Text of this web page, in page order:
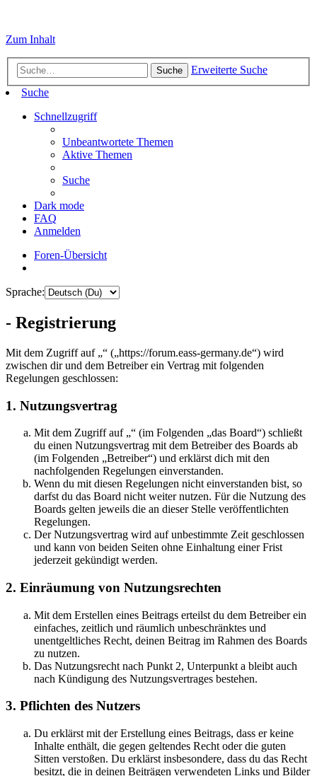
Zum Inhalt
Suche
Erweiterte Suche
Suche
Schnellzugriff
Unbeantwortete Themen
Aktive Themen
Suche
Dark mode
FAQ
Anmelden
Foren-Übersicht
Sprache:
- Registrierung
Mit dem Zugriff auf „“ („https://forum.eass-germany.de“) wird
zwischen dir und dem Betreiber ein Vertrag mit folgenden
Regelungen geschlossen:
1. Nutzungsvertrag
Mit dem Zugriff auf „“ (im Folgenden „das Board“) schließt
du einen Nutzungsvertrag mit dem Betreiber des Boards ab
(im Folgenden „Betreiber“) und erklärst dich mit den
nachfolgenden Regelungen einverstanden.
Wenn du mit diesen Regelungen nicht einverstanden bist, so
darfst du das Board nicht weiter nutzen. Für die Nutzung des
Boards gelten jeweils die an dieser Stelle veröffentlichten
Regelungen.
Der Nutzungsvertrag wird auf unbestimmte Zeit geschlossen
und kann von beiden Seiten ohne Einhaltung einer Frist
jederzeit gekündigt werden.
2. Einräumung von Nutzungsrechten
Mit dem Erstellen eines Beitrags erteilst du dem Betreiber ein
einfaches, zeitlich und räumlich unbeschränktes und
unentgeltliches Recht, deinen Beitrag im Rahmen des Boards
zu nutzen.
Das Nutzungsrecht nach Punkt 2, Unterpunkt a bleibt auch
nach Kündigung des Nutzungsvertrages bestehen.
3. Pflichten des Nutzers
Du erklärst mit der Erstellung eines Beitrags, dass er keine
Inhalte enthält, die gegen geltendes Recht oder die guten
Sitten verstoßen. Du erklärst insbesondere, dass du das Recht
besitzt, die in deinen Beiträgen verwendeten Links und Bilder